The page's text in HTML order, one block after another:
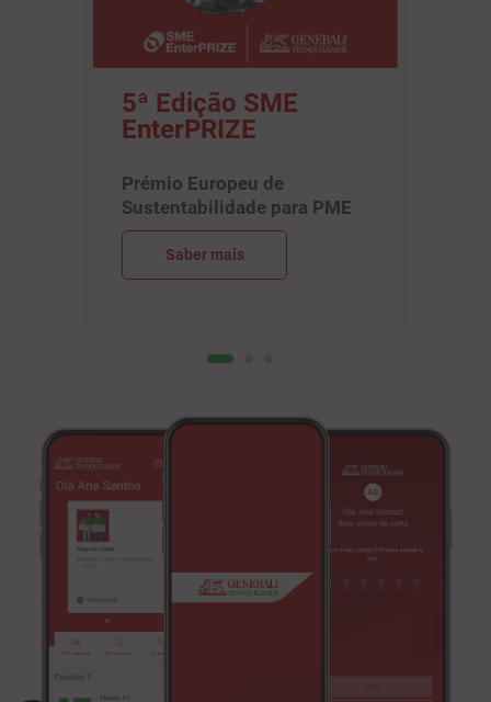
5ª Edição SME
EnterPRIZE
Prémio Europeu de
Sustentabilidade para PME